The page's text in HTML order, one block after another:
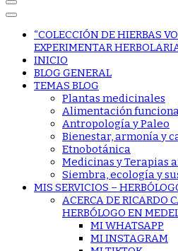
“COLECCIÓN DE HIERBAS
EXPERIMENTAR
INICIO
BLOG GENERAL
TEMAS BLOG
Plantas medicinales
Alimentación
Antropología y Paleo
Bienestar, armonía y
Etnobotánica
Medicinas y Terapias
Siembra, ecología y
MIS SERVICIOS –
ACERCA DE RICARDO
HERBÓLOGO EN
MI WHATSAPP
MI INSTAGRAM